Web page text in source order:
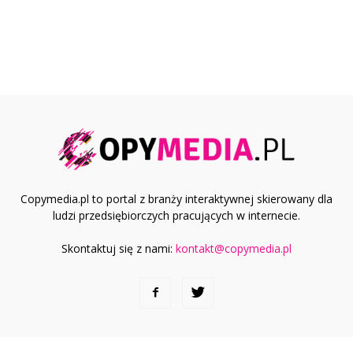
Copymedia.pl to portal z branży interaktywnej skierowany dla
ludzi przedsiębiorczych pracujących w internecie.
Skontaktuj się z nami: kontakt@copymedia.pl